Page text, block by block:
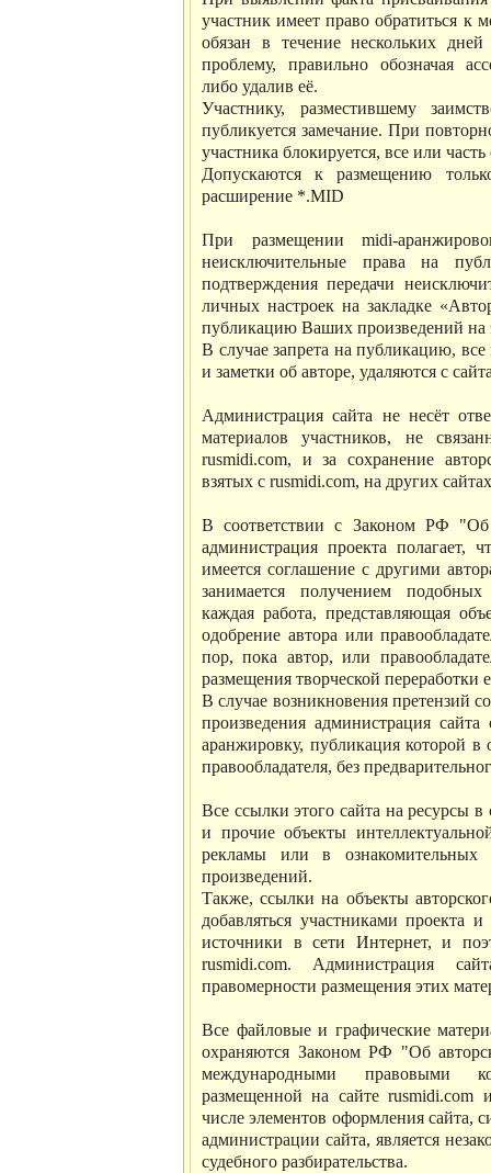
участник имеет право обратиться к
обязан в течение нескольких
проблему, правильно обозначая
либо удалив её.
Участнику, разместившему
публикуется замечание. При
участника блокируется, все или
Допускаются к размещению
расширение *.MID
При размещении midi-
неисключительные права на
подтверждения передачи
личных настроек на закладке
публикацию Ваших произведений на
В случае запрета на публикацию,
и заметки об авторе, удаляются с
Администрация сайта не несёт
материалов участников, не
rusmidi.com, и за сохранение
взятых с rusmidi.com, на других
В соответствии с Законом РФ
администрация проекта полагает,
имеется соглашение с другими
занимается получением
каждая работа, представляющая
одобрение автора или
пор, пока автор, или
размещения творческой переработки
В случае возникновения претензий
произведения администрация
аранжировку, публикация которой в
правообладателя, без
Все ссылки этого сайта на ресурсы
и прочие объекты
рекламы или в
произведений.
Также, ссылки на объекты
добавляться участниками проекта
источники в сети Интернет, и
rusmidi.com. Администрация
правомерности размещения этих
Все файловые и графические
охраняются Законом РФ "Об
международными правовыми
размещенной на сайте rusmidi.com
числе элементов оформления сайта,
администрации сайта, является
судебного разбирательства.